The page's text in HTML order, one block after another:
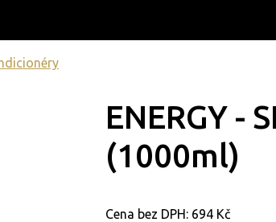
ENERGY -
(1000ml)
Cena bez DPH: 694 Kč